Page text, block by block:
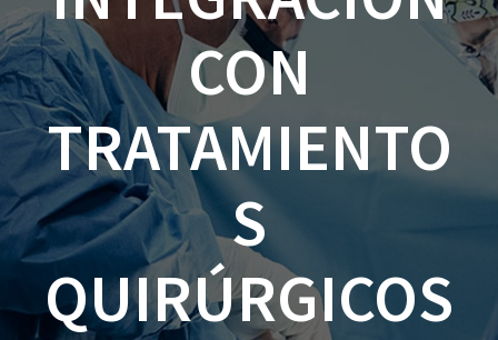
CON
TRATAMIENTO
S
QUIRÚRGICOS